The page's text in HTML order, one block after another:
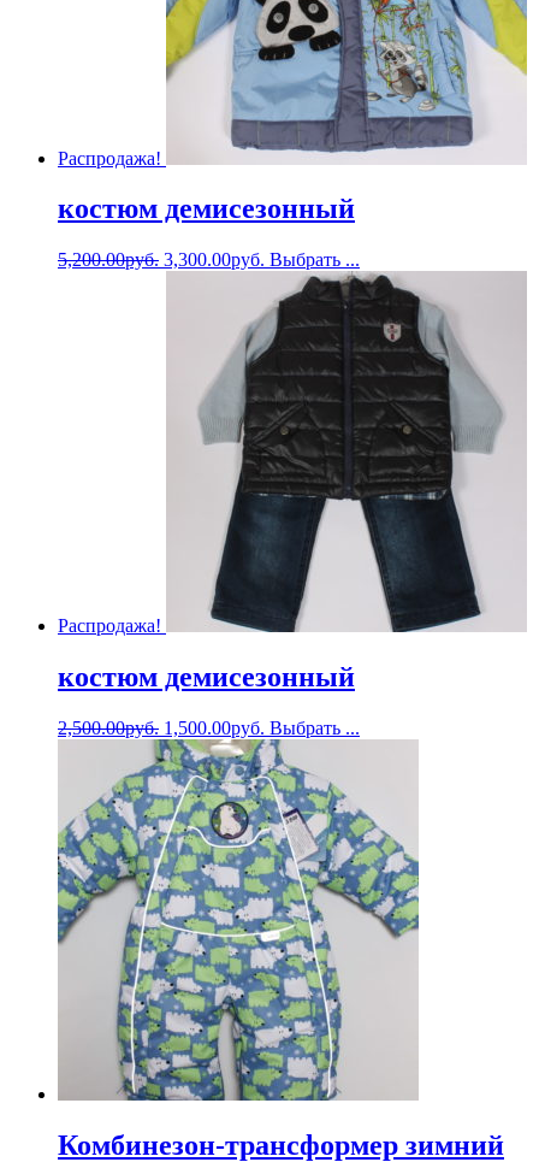
Распродажа!
костюм демисезонный
5,200.00руб. 3,300.00руб. Выбрать ...
Распродажа!
костюм демисезонный
2,500.00руб. 1,500.00руб. Выбрать ...
Комбинезон-трансформер зимний